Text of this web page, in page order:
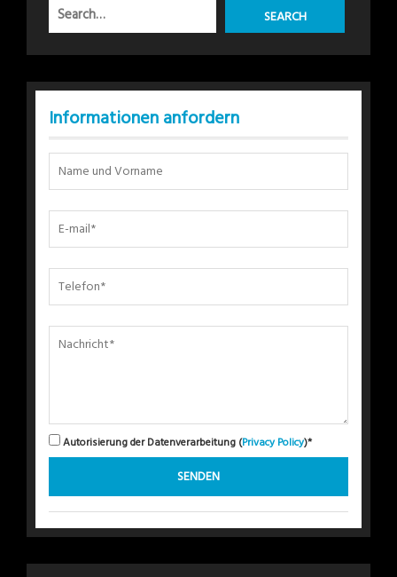
Informationen anfordern
Autorisierung der Datenverarbeitung (Privacy Policy)*